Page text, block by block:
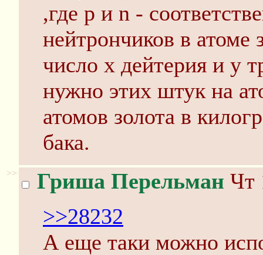
,где p и n -
нейтрончиков в атоме
число x дейтерия и y
нужно этих штук на
атомов золота в
бака.
>> Гриша Перельман Чт
>>28232
А еще таки можно